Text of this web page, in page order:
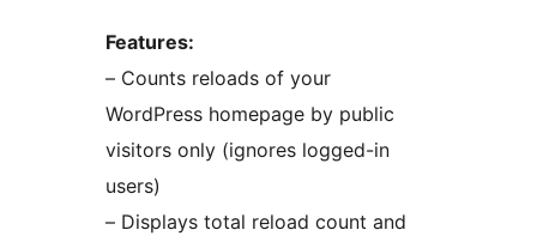
Features:
– Counts reloads of your
WordPress homepage by public
visitors only (ignores logged-in
users)
– Displays total reload count and